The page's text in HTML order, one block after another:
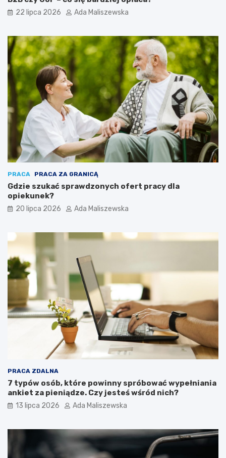
22 lipca 2026 Ada Maliszewska
PRACA PRACA ZA GRANICĄ
Gdzie szukać sprawdzonych ofert pracy dla
opiekunek?
20 lipca 2026 Ada Maliszewska
PRACA ZDALNA
7 typów osób, które powinny spróbować wypełniania
ankiet za pieniądze. Czy jesteś wśród nich?
13 lipca 2026 Ada Maliszewska